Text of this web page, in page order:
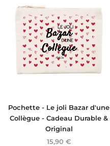
Pochette - Le joli Bazar d'une
Collègue - Cadeau Durable &
Original
15,90 €